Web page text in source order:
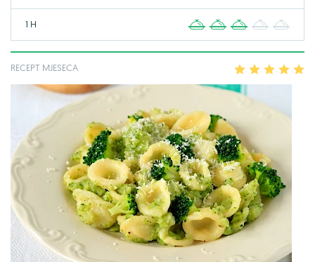
1 H 2 3 4
RECEPT MJESECA 2 3 4